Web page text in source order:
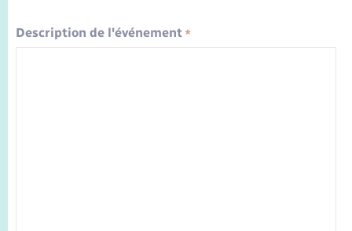
Description de l'événement *